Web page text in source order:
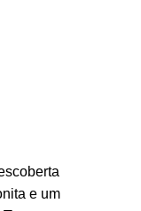
e um